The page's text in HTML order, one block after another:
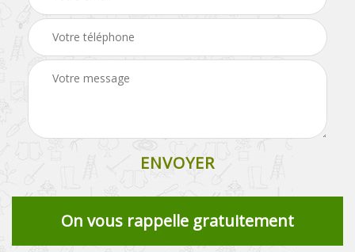
On vous rappelle gratuitement